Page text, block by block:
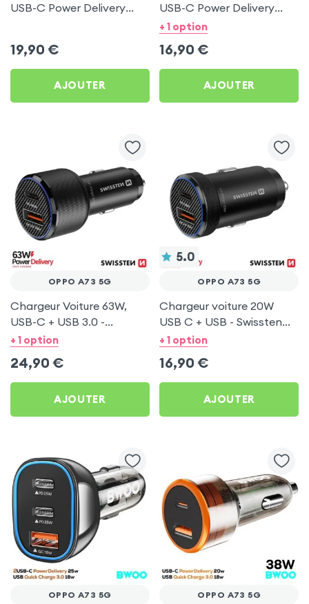
USB-C Power Delivery
19,90 €
AJOUTER
USB-C Power Delivery
20W - Swissten pour
+ 1 option
16,90 €
AJOUTER
OPPO A73 5G
Chargeur Voiture 63W,
USB-C + USB 3.0 -
Swissten pour Oppo A73
+ 1 option
24,90 €
AJOUTER
5.0
OPPO A73 5G
Chargeur voiture 20W
USB C + USB - Swissten
pour Oppo A73 5G
+ 1 option
16,90 €
AJOUTER
OPPO A73 5G OPPO A73 5G